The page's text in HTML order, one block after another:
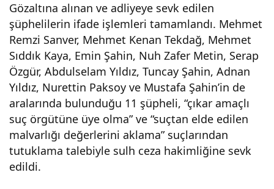
Gözaltına alınan ve adliyeye sevk edilen
şüphelilerin ifade işlemleri tamamlandı. Mehmet
Remzi Sanver, Mehmet Kenan Tekdağ, Mehmet
Sıddık Kaya, Emin Şahin, Nuh Zafer Metin, Serap
Özgür, Abdulselam Yıldız, Tuncay Şahin, Adnan
Yıldız, Nurettin Paksoy ve Mustafa Şahin’in de
aralarında bulunduğu 11 şüpheli, “çıkar amaçlı
suç örgütüne üye olma” ve “suçtan elde edilen
malvarlığı değerlerini aklama” suçlarından
tutuklama talebiyle sulh ceza hakimliğine sevk
edildi.
göz
altın
a
alın
an